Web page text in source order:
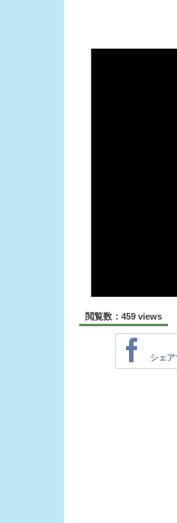
閲覧数：459 views
シェア